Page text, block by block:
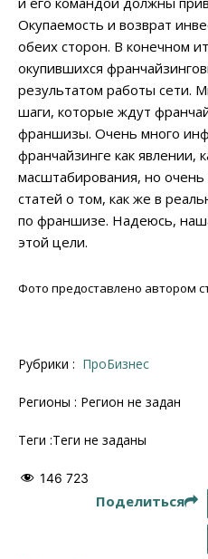
Окупаемость и возврат
обеих сторон. В конечном
окупившихся
результатом работы сети.
шаги, которые ждут
франшизы. Очень много
франчайзинге как явлении,
масштабирования, но
статей о том, как же в
по франшизе. Надеюсь,
этой цели.
Фото предоставлено автором
Рубрики : ПроБизнес
Регионы : Регион не задан
Теги :Теги не заданы
146 723
Поделиться